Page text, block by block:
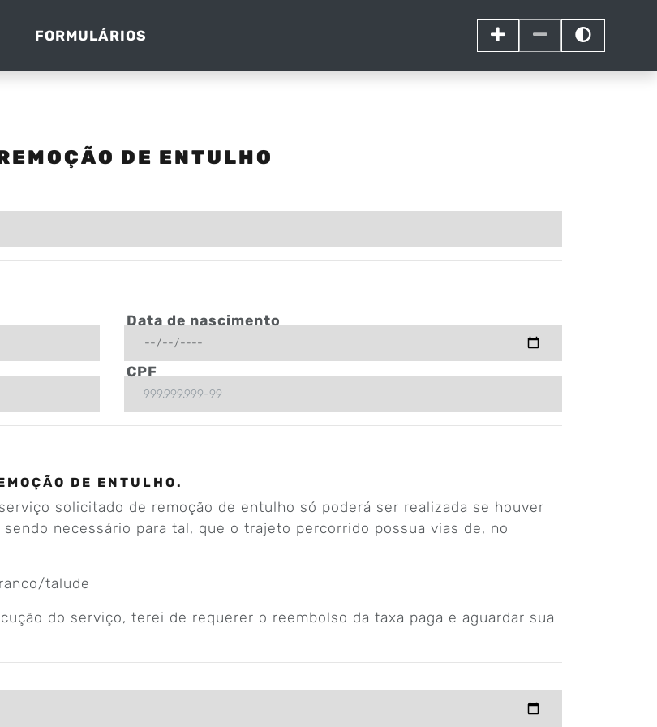
FORMULÁRIOS
DE ENTULHO
Data de nascimento
CPF
DE ENTULHO.
solicitado de remoção de entulho só poderá ser realizada se houver
necessário para tal, que o trajeto percorrido possua vias de, no
talude
do serviço, terei de requerer o reembolso da taxa paga e aguardar sua